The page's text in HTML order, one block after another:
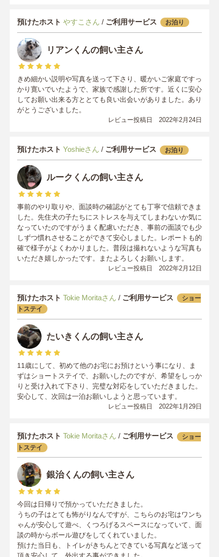
預けたホスト やすこさん / ご利用サービス お泊り
リアンくんの飼い主さん
きめ細かい説明や写真を送って下さり、暖かいご家庭ですっ
かり寛いでいたようで、家族で感謝した所です。近くに安心
してお願い出来る方ととても良い出会いがありました。あり
がとうございました。
レビュー投稿日 2022年2月24日
預けたホスト Yoshieさん / ご利用サービス お泊り
ルークくんの飼い主さん
事前のやり取りや、面談時の確認がとても丁寧で信頼できま
した。先住犬の子たちにストレスを与えてしまわないか気に
なっていたのですがうまく配慮いただき、事前の面談でも少
しずつ慣れさせることができて安心しました。レポートも的
確で様子がよくわかりました。普段は撮れないような写真も
いただき嬉しかったです。またよろしくお願いします。
レビュー投稿日 2022年2月12日
預けたホスト Tokie Moritaさん / ご利用サービス
ショー
トステイ
たいきくんの飼い主さん
11歳にして、初めて他のお宅にお預けという事になり、ま
ずはショートステイで、お願いしたのですが、希望をしっか
りと受け入れて下さり、完璧な対応をしていただきました。
安心して、次回は一泊お願いしようと思っています。
レビュー投稿日 2022年1月29日
預けたホスト Tokie Moritaさん / ご利用サービス
ショー
トステイ
銀治くんの飼い主さん
今回は日帰りで預かっていただきました。
うちの子はとても怖がりなんですが、こちらのお宅はワンち
ゃんが安心して遊べ、くつろげるスペースになっていて、面
談の時からボール遊びをしてくれていました。
預けた当日も、トイレがきちんとできている写真など送って
頂き安心して、外出する事ができました。